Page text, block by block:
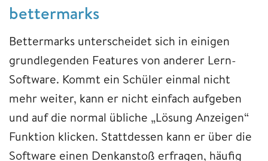
bettermarks
Bettermarks unterscheidet sich in einigen
grundlegenden Features von anderer Lern-
Software. Kommt ein Schüler einmal nicht
mehr weiter, kann er nicht einfach aufgeben
und auf die normal übliche „Lösung Anzeigen“
Funktion klicken. Stattdessen kann er über die
Software einen Denkanstoß erfragen, häufig